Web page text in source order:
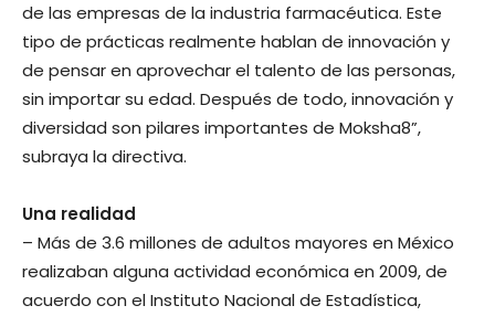
de las empresas de la industria farmacéutica. Este
tipo de prácticas realmente hablan de innovación y
de pensar en aprovechar el talento de las personas,
sin importar su edad. Después de todo, innovación y
diversidad son pilares importantes de Moksha8”,
subraya la directiva.
Una realidad
– Más de 3.6 millones de adultos mayores en México
realizaban alguna actividad económica en 2009, de
acuerdo con el Instituto Nacional de Estadística,